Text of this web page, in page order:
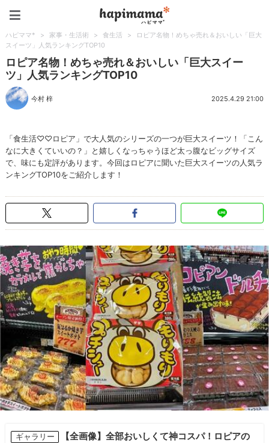
ハピママ* > 家事・生活術 > 食生活 >
ロピア名物！めちゃ売れ＆おいしい「巨大
スイーツ」人気ランキングTOP10
ロピア名物！めちゃ売れ＆おいしい「巨大スイー
ツ」人気ランキングTOP10
今村 梓 2025.4.29 21:00
「食生活♡♡ロピア」で大人気のシリーズの一つが巨大スイーツ！「こん
なに大きくていいの？」と嬉しくなっちゃうほど太っ腹なビッグサイズ
で、味にも定評があります。今回はロピアに聞いた巨大スイーツの人気ラ
ンキングTOP10をご紹介します！
ギャラリー
【全画像】全部おいしくて神コスパ！ロピアの